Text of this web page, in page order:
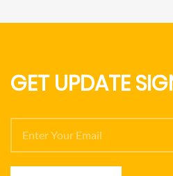
GET UPDATE